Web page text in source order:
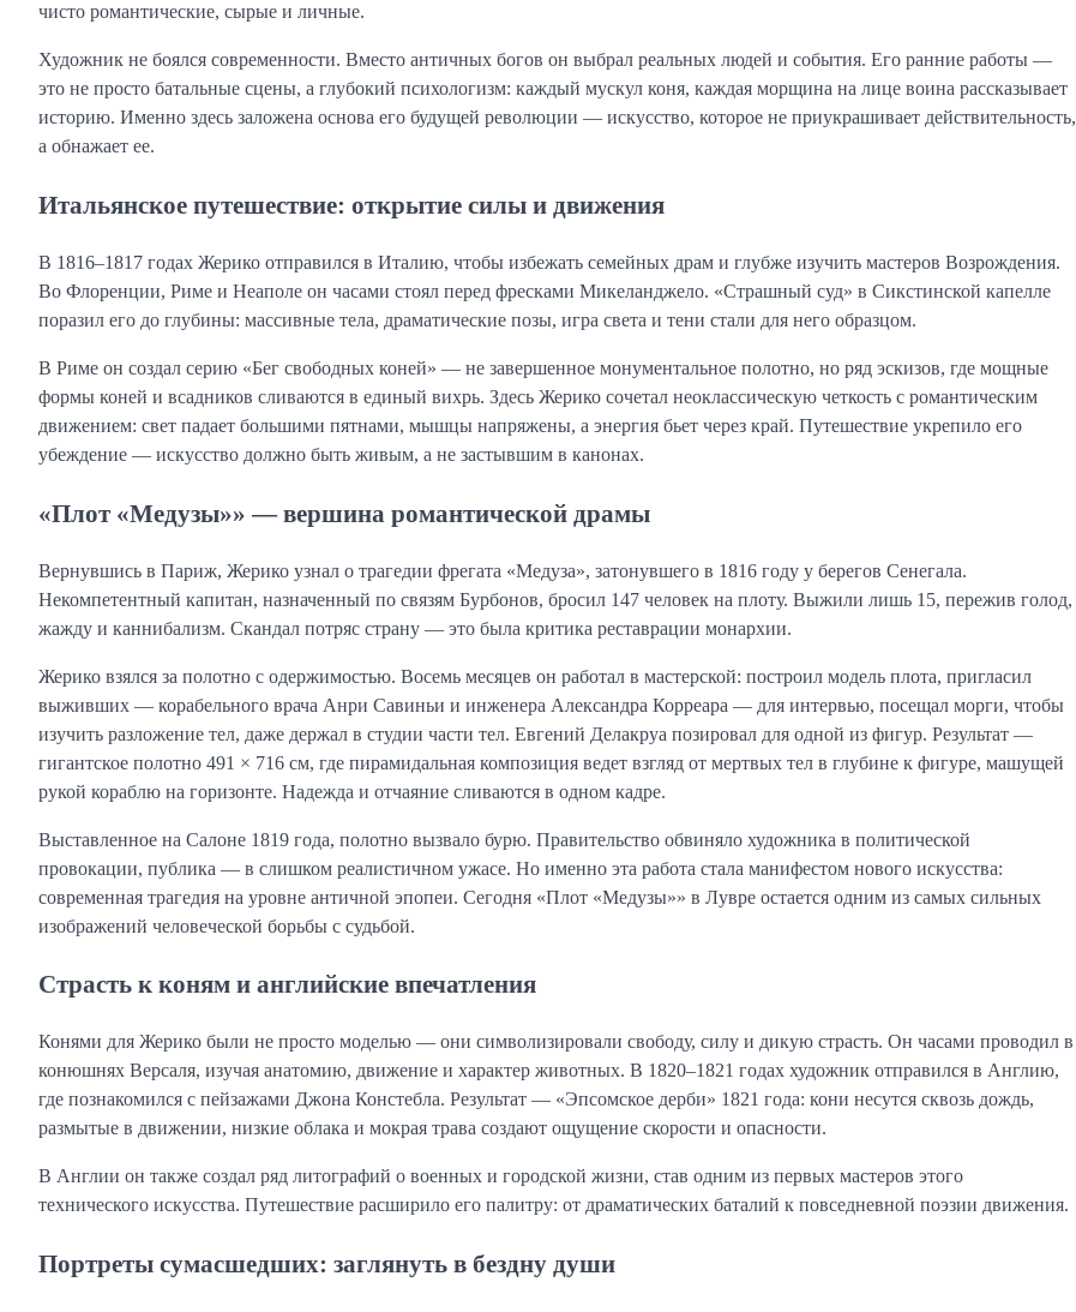
чисто романтические, сырые и личные.
Художник не боялся современности. Вместо античных богов он выбрал реальных людей и события. Его ранние работы —
это не просто батальные сцены, а глубокий психологизм: каждый мускул коня, каждая морщина на лице воина рассказывает
историю. Именно здесь заложена основа его будущей революции — искусство, которое не приукрашивает действительность,
а обнажает ее.
Итальянское путешествие: открытие силы и движения
В 1816–1817 годах Жерико отправился в Италию, чтобы избежать семейных драм и глубже изучить мастеров Возрождения.
Во Флоренции, Риме и Неаполе он часами стоял перед фресками Микеланджело. «Страшный суд» в Сикстинской капелле
поразил его до глубины: массивные тела, драматические позы, игра света и тени стали для него образцом.
В Риме он создал серию «Бег свободных коней» — не завершенное монументальное полотно, но ряд эскизов, где мощные
формы коней и всадников сливаются в единый вихрь. Здесь Жерико сочетал неоклассическую четкость с романтическим
движением: свет падает большими пятнами, мышцы напряжены, а энергия бьет через край. Путешествие укрепило его
убеждение — искусство должно быть живым, а не застывшим в канонах.
«Плот «Медузы»» — вершина романтической драмы
Вернувшись в Париж, Жерико узнал о трагедии фрегата «Медуза», затонувшего в 1816 году у берегов Сенегала.
Некомпетентный капитан, назначенный по связям Бурбонов, бросил 147 человек на плоту. Выжили лишь 15, пережив голод,
жажду и каннибализм. Скандал потряс страну — это была критика реставрации монархии.
Жерико взялся за полотно с одержимостью. Восемь месяцев он работал в мастерской: построил модель плота, пригласил
выживших — корабельного врача Анри Савиньи и инженера Александра Корреара — для интервью, посещал морги, чтобы
изучить разложение тел, даже держал в студии части тел. Евгений Делакруа позировал для одной из фигур. Результат —
гигантское полотно 491 × 716 см, где пирамидальная композиция ведет взгляд от мертвых тел в глубине к фигуре, машущей
рукой кораблю на горизонте. Надежда и отчаяние сливаются в одном кадре.
Выставленное на Салоне 1819 года, полотно вызвало бурю. Правительство обвиняло художника в политической
провокации, публика — в слишком реалистичном ужасе. Но именно эта работа стала манифестом нового искусства:
современная трагедия на уровне античной эпопеи. Сегодня «Плот «Медузы»» в Лувре остается одним из самых сильных
изображений человеческой борьбы с судьбой.
Страсть к коням и английские впечатления
Конями для Жерико были не просто моделью — они символизировали свободу, силу и дикую страсть. Он часами проводил в
конюшнях Версаля, изучая анатомию, движение и характер животных. В 1820–1821 годах художник отправился в Англию,
где познакомился с пейзажами Джона Констебла. Результат — «Эпсомское дерби» 1821 года: кони несутся сквозь дождь,
размытые в движении, низкие облака и мокрая трава создают ощущение скорости и опасности.
В Англии он также создал ряд литографий о военных и городской жизни, став одним из первых мастеров этого
технического искусства. Путешествие расширило его палитру: от драматических баталий к повседневной поэзии движения.
Портреты сумасшедших: заглянуть в бездну души